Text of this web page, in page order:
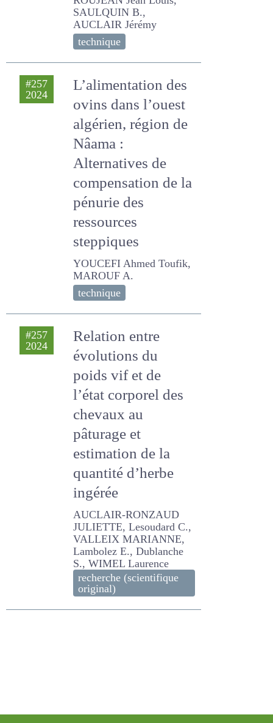
ROUJEAN Jean Louis,
SAULQUIN B., AUCLAIR
Jérémy
technique
#257
2024
L’alimentation des
ovins dans l’ouest
algérien, région de
Nâama :
Alternatives de
compensation de
la pénurie des
ressources
steppiques
YOUCEFI Ahmed Toufik,
MAROUF A.
technique
#257
2024
Relation entre
évolutions du
poids vif et de l’état
corporel des
chevaux au
pâturage et
estimation de la
quantité d’herbe
ingérée
AUCLAIR-RONZAUD
JULIETTE, Lesoudard C.,
VALLEIX MARIANNE,
Lambolez E., Dublanche S.,
WIMEL Laurence
recherche (scientifique
original)